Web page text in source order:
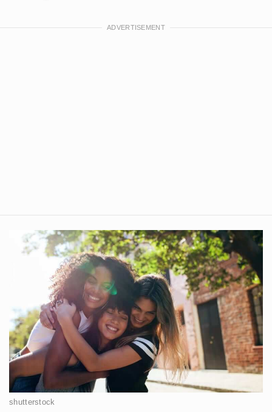
shutterstock